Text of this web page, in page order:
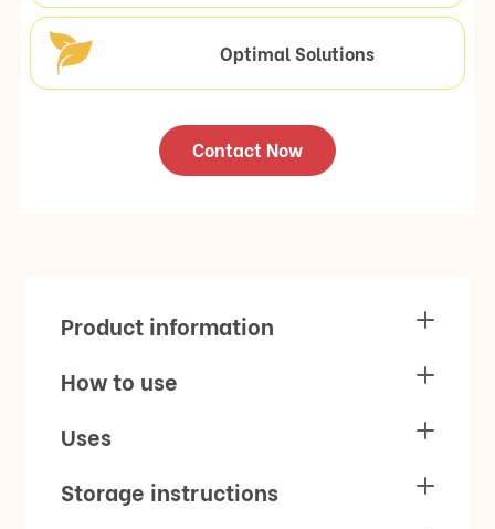
Optimal Solutions
Contact Now
Product information
How to use
Uses
Storage instructions